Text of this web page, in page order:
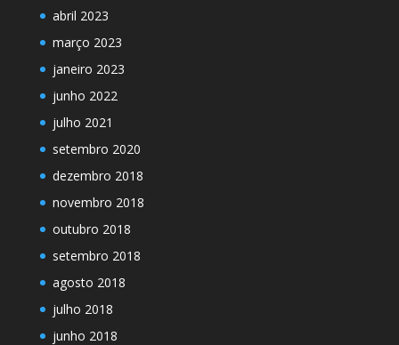
abril 2023
março 2023
janeiro 2023
junho 2022
julho 2021
setembro 2020
dezembro 2018
novembro 2018
outubro 2018
setembro 2018
agosto 2018
julho 2018
junho 2018